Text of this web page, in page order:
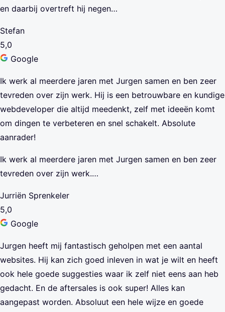
en daarbij overtreft hij negen…
Stefan
5,0
Google
Ik werk al meerdere jaren met Jurgen samen en ben zeer
tevreden over zijn werk. Hij is een betrouwbare en kundige
webdeveloper die altijd meedenkt, zelf met ideeën komt
om dingen te verbeteren en snel schakelt. Absolute
aanrader!
Ik werk al meerdere jaren met Jurgen samen en ben zeer
tevreden over zijn werk.…
Jurriën Sprenkeler
5,0
Google
Jurgen heeft mij fantastisch geholpen met een aantal
websites. Hij kan zich goed inleven in wat je wilt en heeft
ook hele goede suggesties waar ik zelf niet eens aan heb
gedacht. En de aftersales is ook super! Alles kan
aangepast worden. Absoluut een hele wijze en goede